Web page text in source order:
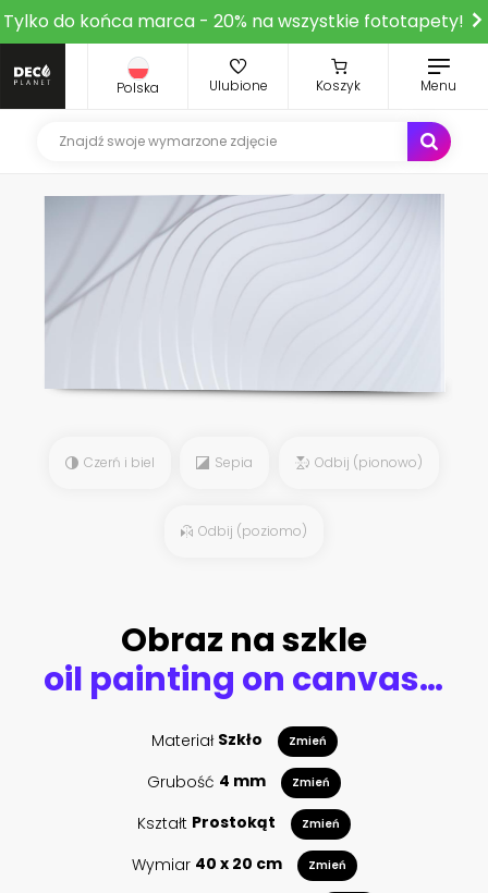
Tylko do końca marca - 20% na wszystkie fototapety!
Polska Ulubione Koszyk Menu
Czerń i biel Sepia Odbij (pionowo)
Odbij (poziomo)
Obraz na szkle
oil painting on canvas, street view of london. Artwork. Big ben. couple and red umbrella, bus and road, telephone. Black car - taxi. England
Materiał Szkło Zmień
Grubość 4 mm Zmień
Kształt Prostokąt Zmień
Wymiar 40 x 20 cm Zmień